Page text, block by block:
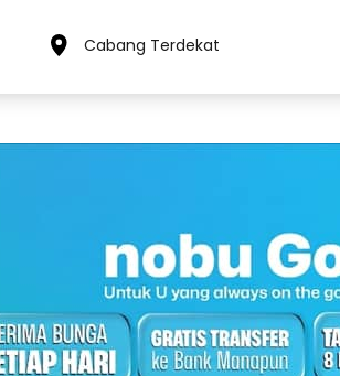
Cabang Terdekat